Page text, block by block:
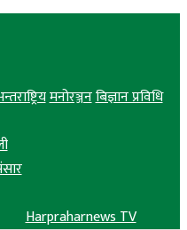
मनोरञ्जनबिज्ञान प्रविधि
Harpraharnews TV